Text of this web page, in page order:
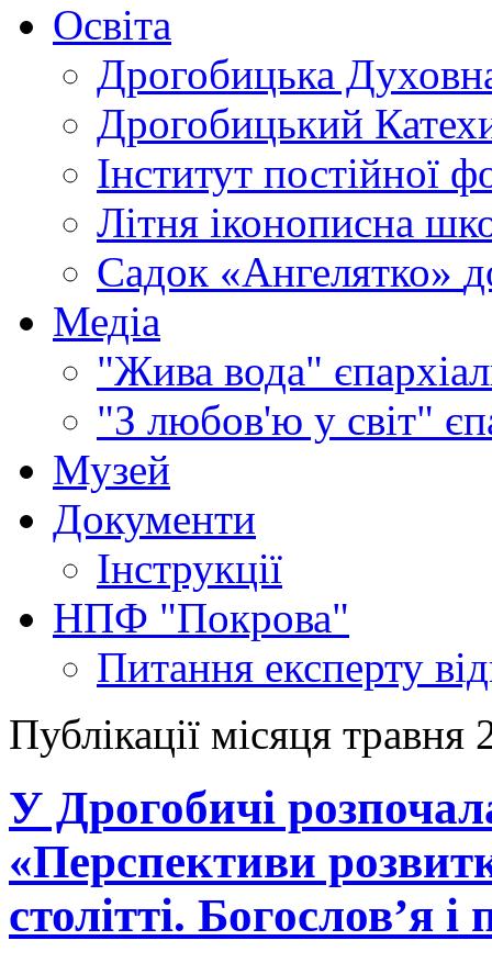
Освіта
Дрогобицька
Дрогобицький
Інститут постійної
Літня іконописна
Садок «Ангелятко»
Медіа
"Жива вода"
"З любов'ю у світ"
Музей
Документи
Інструкції
НПФ "Покрова"
Питання експерту
Публікації місяця травня
У Дрогобичі
«Перспективи
столітті. Богослов’я